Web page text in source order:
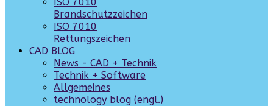
Brandschutzzeichen
ISO 7010
Rettungszeichen
CAD BLOG
News - CAD + Technik
Technik + Software
Allgemeines
technology blog (engl.)